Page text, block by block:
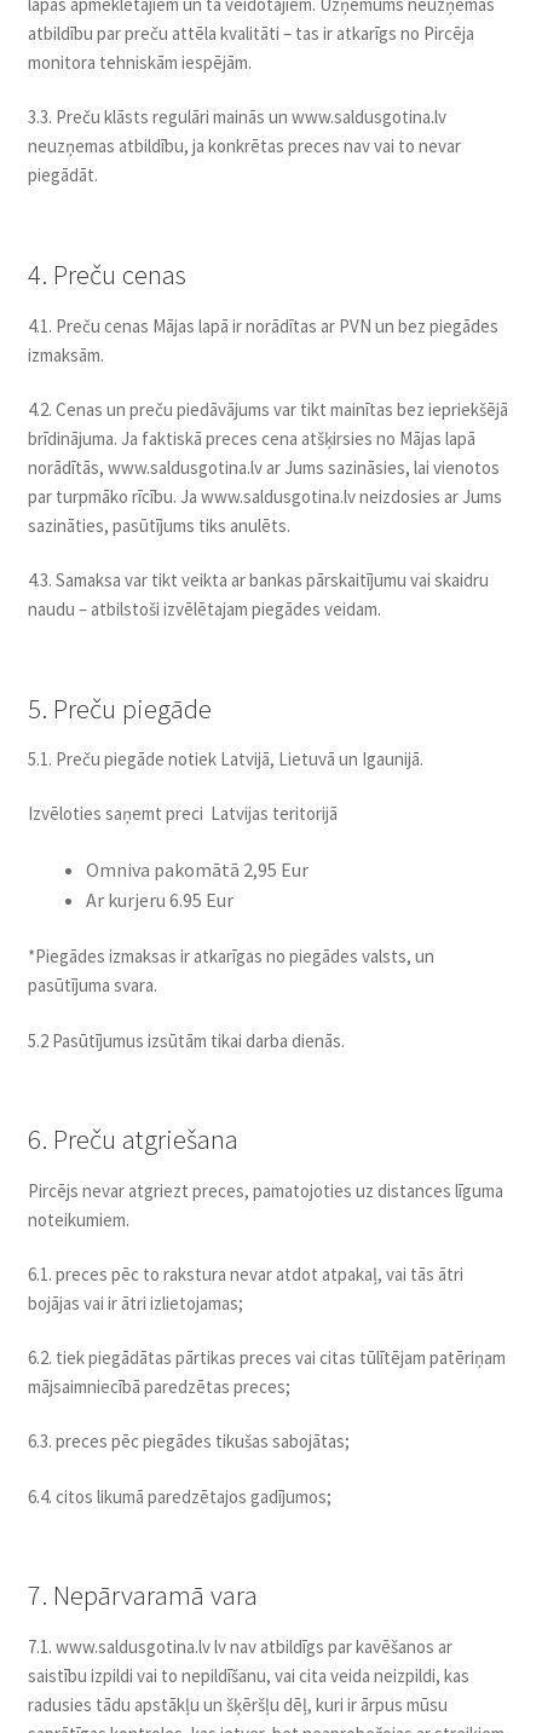
atbildību par preču attēla kvalitāti – tas ir atkarīgs no Pircēja
monitora tehniskām iespējām.
3.3. Preču klāsts regulāri mainās un www.saldusgotina.lv
neuzņemas atbildību, ja konkrētas preces nav vai to nevar
piegādāt.
4. Preču cenas
4.1. Preču cenas Mājas lapā ir norādītas ar PVN un bez piegādes
izmaksām.
4.2. Cenas un preču piedāvājums var tikt mainītas bez iepriekšējā
brīdinājuma. Ja faktiskā preces cena atšķirsies no Mājas lapā
norādītās, www.saldusgotina.lv ar Jums sazināsies, lai vienotos
par turpmāko rīcību. Ja www.saldusgotina.lv neizdosies ar Jums
sazināties, pasūtījums tiks anulēts.
4.3. Samaksa var tikt veikta ar bankas pārskaitījumu vai skaidru
naudu – atbilstoši izvēlētajam piegādes veidam.
5. Preču piegāde
5.1. Preču piegāde notiek Latvijā, Lietuvā un Igaunijā.
Izvēloties saņemt preci Latvijas teritorijā
Omniva pakomātā 2,95 Eur
Ar kurjeru 6.95 Eur
*Piegādes izmaksas ir atkarīgas no piegādes valsts, un
pasūtījuma svara.
5.2 Pasūtījumus izsūtām tikai darba dienās.
6. Preču atgriešana
Pircējs nevar atgriezt preces, pamatojoties uz distances līguma
noteikumiem.
6.1. preces pēc to rakstura nevar atdot atpakaļ, vai tās ātri
bojājas vai ir ātri izlietojamas;
6.2. tiek piegādātas pārtikas preces vai citas tūlītējam patēriņam
mājsaimniecībā paredzētas preces;
6.3. preces pēc piegādes tikušas sabojātas;
6.4. citos likumā paredzētajos gadījumos;
7. Nepārvaramā vara
7.1. www.saldusgotina.lv lv nav atbildīgs par kavēšanos ar
saistību izpildi vai to nepildīšanu, vai cita veida neizpildi, kas
radusies tādu apstākļu un šķēršļu dēļ, kuri ir ārpus mūsu